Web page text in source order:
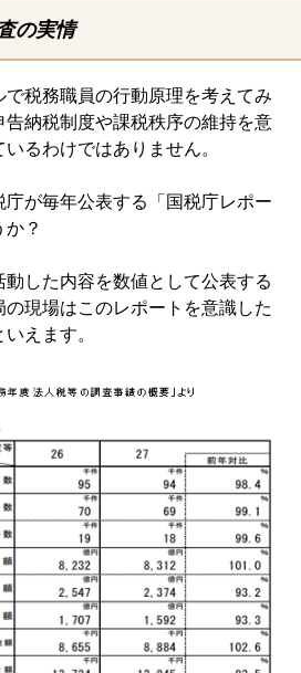
の実情
税務職員の行動原理を考えてみ
納税制度や課税秩序の維持を意
るわけではありません。
庁が毎年公表する「国税庁レポー
か？
した内容を数値として公表する
現場はこのレポートを意識した
えます。